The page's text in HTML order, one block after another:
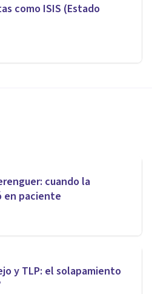
como ISIS (Estado
cuando la
en paciente
y TLP: el solapamiento